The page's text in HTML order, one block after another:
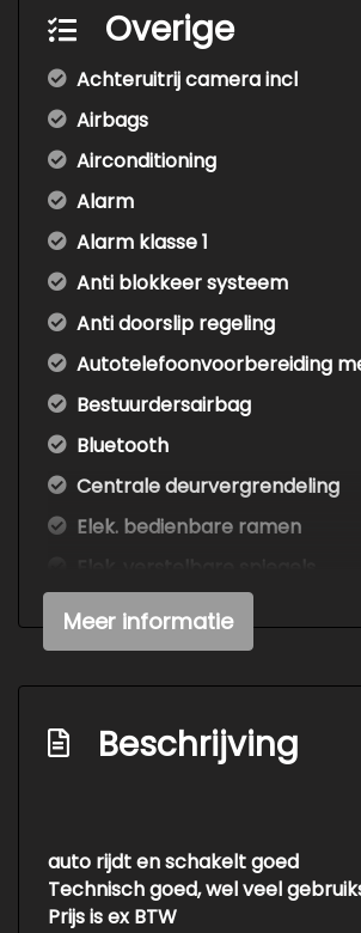
Overige
Achteruitrij camera incl
Airbags
Airconditioning
Alarm
Alarm klasse 1
Anti blokkeer systeem
Anti doorslip regeling
Autotelefoonvoorbereiding
Bestuurdersairbag
Bluetooth
Centrale deurvergrendeling
Elek. bedienbare ramen
Elektronisch stabiliteits
Executive pakket
In hoogte verstelbaar stuur
Mistlampen
Park pilot, parkeersensoren
Radio/cd-speler
Startonderbreker
Meer informatie
Beschrijving
auto rijdt en schakelt goed
Technisch goed, wel veel
Prijs is ex BTW